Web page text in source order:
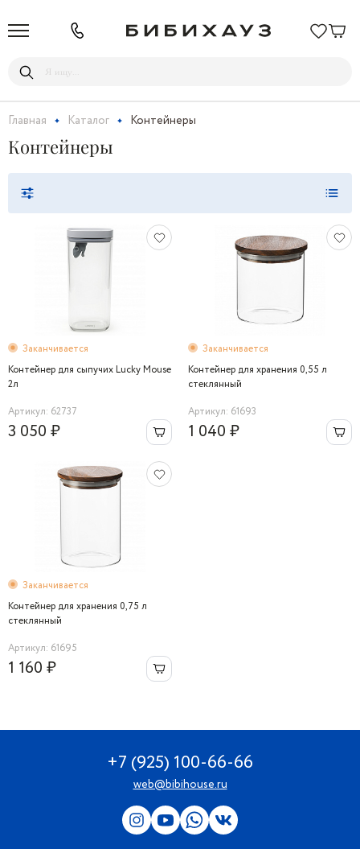
Главная Каталог Контейнеры
Контейнеры
Заканчивается
Контейнер для сыпучих Lucky Mouse
2л
Артикул: 62737
3 050 ₽
Заканчивается
Контейнер для хранения 0,55 л
стеклянный
Артикул: 61693
1 040 ₽
Заканчивается
Контейнер для хранения 0,75 л
стеклянный
Артикул: 61695
1 160 ₽
+7 (925) 100-66-66
web@bibihouse.ru